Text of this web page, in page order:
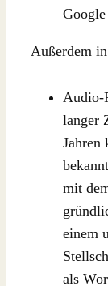
Google
Außerdem
Audio-
langer
Jahren
mit
einem
als